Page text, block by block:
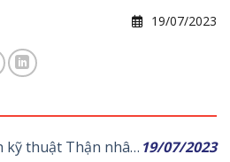
19/07/2023
kỹ thuật Thận nhân 19/07/2023